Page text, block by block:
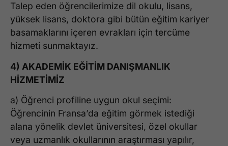
Talep eden öğrencilerimize dil okulu, lisans,
yüksek lisans, doktora gibi bütün eğitim kariyer
basamaklarını içeren evrakları için tercüme
hizmeti sunmaktayız.
4) AKADEMİK EĞİTİM DANIŞMANLIK
HİZMETİMİZ
a) Öğrenci profiline uygun okul seçimi:
Öğrencinin Fransa’da eğitim görmek istediği
alana yönelik devlet üniversitesi, özel okullar
veya uzmanlık okullarının araştırması yapılır,